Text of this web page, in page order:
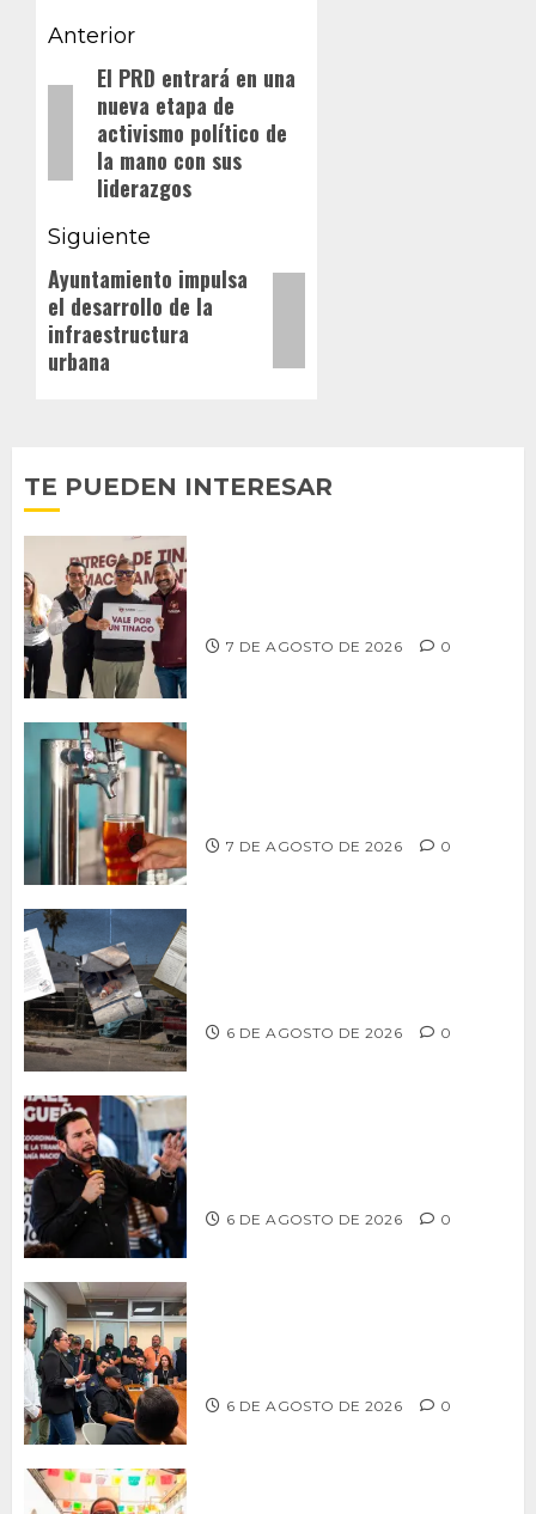
Navegación
de
entradas
Anterior
Entrada
anterior:
El PRD entrará en una
nueva etapa de
activismo político de
la mano con sus
liderazgos
Siguiente
Siguiente
entrada:
Ayuntamiento impulsa
el desarrollo de la
infraestructura
urbana
TE PUEDEN INTERESAR
7 DE AGOSTO DE 2026 0
7 DE AGOSTO DE 2026 0
6 DE AGOSTO DE 2026 0
6 DE AGOSTO DE 2026 0
6 DE AGOSTO DE 2026 0